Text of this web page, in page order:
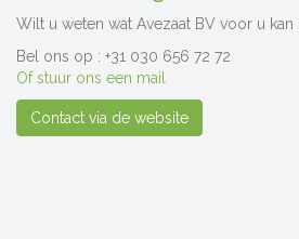
Wilt u weten wat Avezaat BV voor u kan
Bel ons op : +31 030 656 72 72
Of stuur ons een mail
Contact via de website